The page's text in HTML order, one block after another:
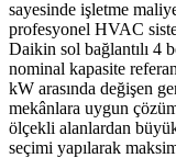
sayesinde işletme
profesyonel HVAC
Daikin sol bağlantılı 4
nominal kapasite
kW arasında değişen
mekânlara uygun
ölçekli alanlardan
seçimi yapılarak